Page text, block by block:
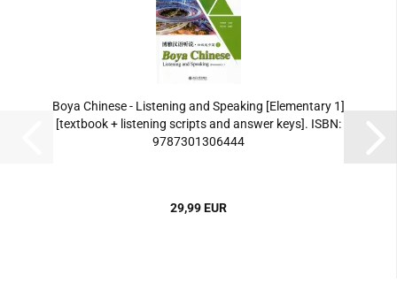
Boya Chinese - Listening and Speaking [Elementary 1]
[textbook + listening scripts and answer keys]. ISBN:
9787301306444
29,99 EUR